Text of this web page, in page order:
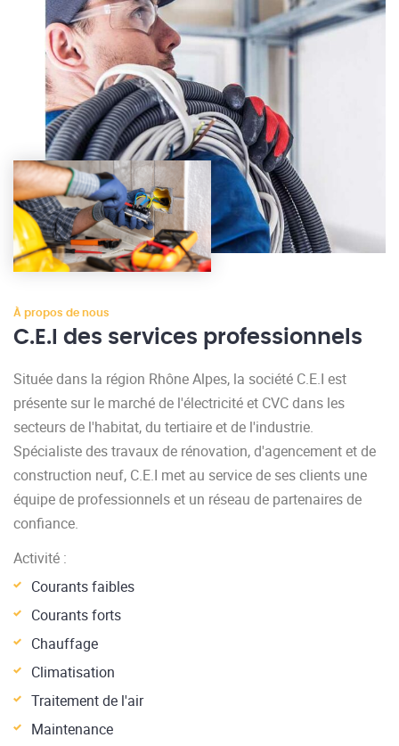
À propos de nous
C.E.I des services professionnels
Située dans la région Rhône Alpes, la société C.E.I est
présente sur le marché de l'électricité et CVC dans les
secteurs de l'habitat, du tertiaire et de l'industrie.
Spécialiste des travaux de rénovation, d'agencement et de
construction neuf, C.E.I met au service de ses clients une
équipe de professionnels et un réseau de partenaires de
confiance.
Activité :
Courants faibles
Courants forts
Chauffage
Climatisation
Traitement de l'air
Maintenance